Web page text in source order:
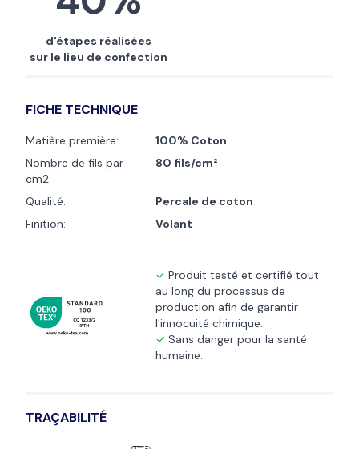
d'étapes réalisées
sur le lieu de confection
FICHE TECHNIQUE
Matière première:
100% Coton
Nombre de fils par
cm2:
80 fils/cm²
Qualité:
Percale de coton
Finition:
Volant
Produit testé et certifié tout
au long du processus de
production afin de garantir
l'innocuité chimique.
Sans danger pour la santé
humaine.
TRAÇABILITÉ